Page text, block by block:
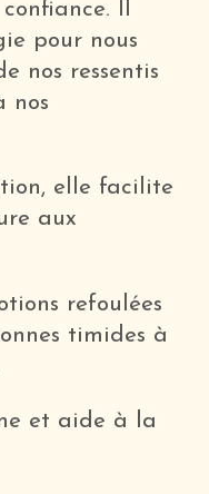
Il
pour nous
nos ressentis
nos
elle facilite
aux
refoulées
timides à
et aide à la